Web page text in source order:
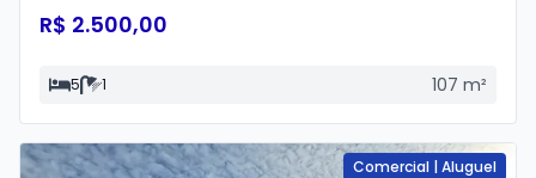
R$ 2.500,00
5 1 107 m²
Comercial |Aluguel